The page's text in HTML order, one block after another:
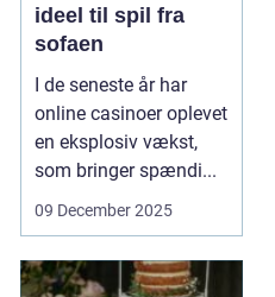
ideel til spil fra
sofaen
I de seneste år har
online casinoer oplevet
en eksplosiv vækst,
som bringer spændi...
09 December 2025